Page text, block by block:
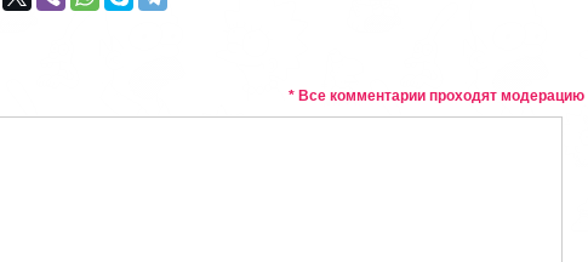
* Все комментарии проходят модерацию